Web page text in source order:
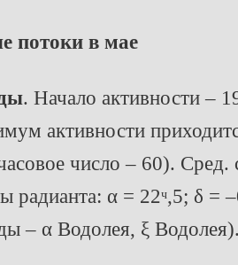
потоки в мае
. Начало активности –
активности
число – 60). Сред.
радианта: α = 22ч,5; δ =
– α Водолея, ξ